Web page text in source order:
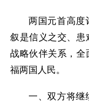
两国元首高度
叙是信义之交、患
战略伙伴关系，全
福两国人民。
一、双方将继